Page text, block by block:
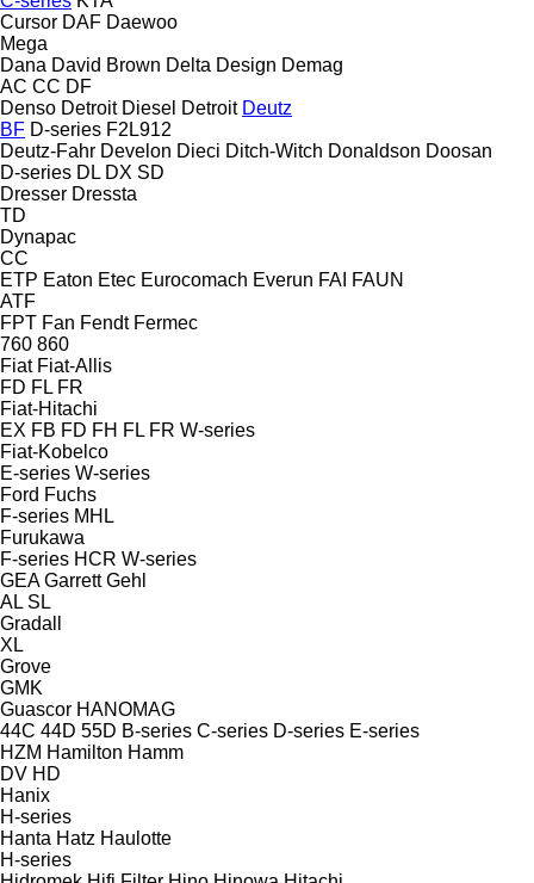
Cursor DAF Daewoo
Mega
Dana David Brown Delta Design Demag
AC CC DF
Denso Detroit Diesel Detroit Deutz
BF D-series F2L912
Deutz-Fahr Develon Dieci Ditch-Witch Donaldson Doosan
D-series DL DX SD
Dresser Dressta
TD
Dynapac
CC
ETP Eaton Etec Eurocomach Everun FAI FAUN
ATF
FPT Fan Fendt Fermec
760 860
Fiat Fiat-Allis
FD FL FR
Fiat-Hitachi
EX FB FD FH FL FR W-series
Fiat-Kobelco
E-series W-series
Ford Fuchs
F-series MHL
Furukawa
F-series HCR W-series
GEA Garrett Gehl
AL SL
Gradall
XL
Grove
GMK
Guascor HANOMAG
44C 44D 55D B-series C-series D-series E-series
HZM Hamilton Hamm
DV HD
Hanix
H-series
Hanta Hatz Haulotte
H-series